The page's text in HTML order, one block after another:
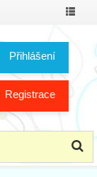
Přihlášení
Registrace